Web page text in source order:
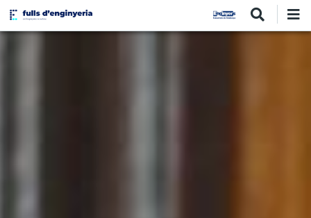
Vés
contingut